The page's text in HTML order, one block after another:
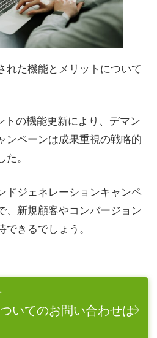
れた機能とメリットについて
トの機能更新により、デマン
ンペーンは成果重視の戦略的
。
ドジェネレーションキャンペ
、新規顧客やコンバージョン
きるでしょう。
いてのお問い合わせは